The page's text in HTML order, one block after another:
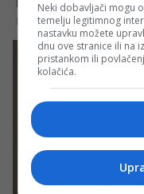
Neki dobavljači mogu
temelju legitimnog
nastavku možete
dnu ove stranice ili na
pristankom ili
kolačića.